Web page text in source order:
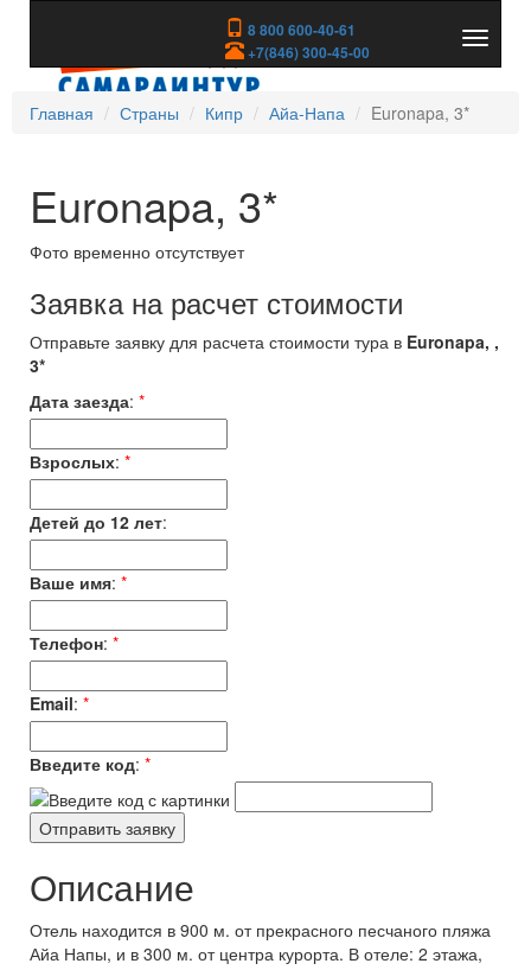
8 800 600-40-61
+7(846) 300-45-00
скрыть
Главная
Страны Кипр Айа-Напа Euronapa, 3*
Euronapa, 3*
Фото временно отсутствует
Заявка на расчет стоимости
Отправьте заявку для расчета стоимости тура в Euronapa, ,
3*
Дата заезда: *
Взрослых: *
Детей до 12 лет:
Ваше имя: *
Телефон: *
Email: *
Введите код: *
Описание
Отель находится в 900 м. от прекрасного песчаного пляжа
Айа Напы, и в 300 м. от центра курорта. В отеле: 2 этажа,